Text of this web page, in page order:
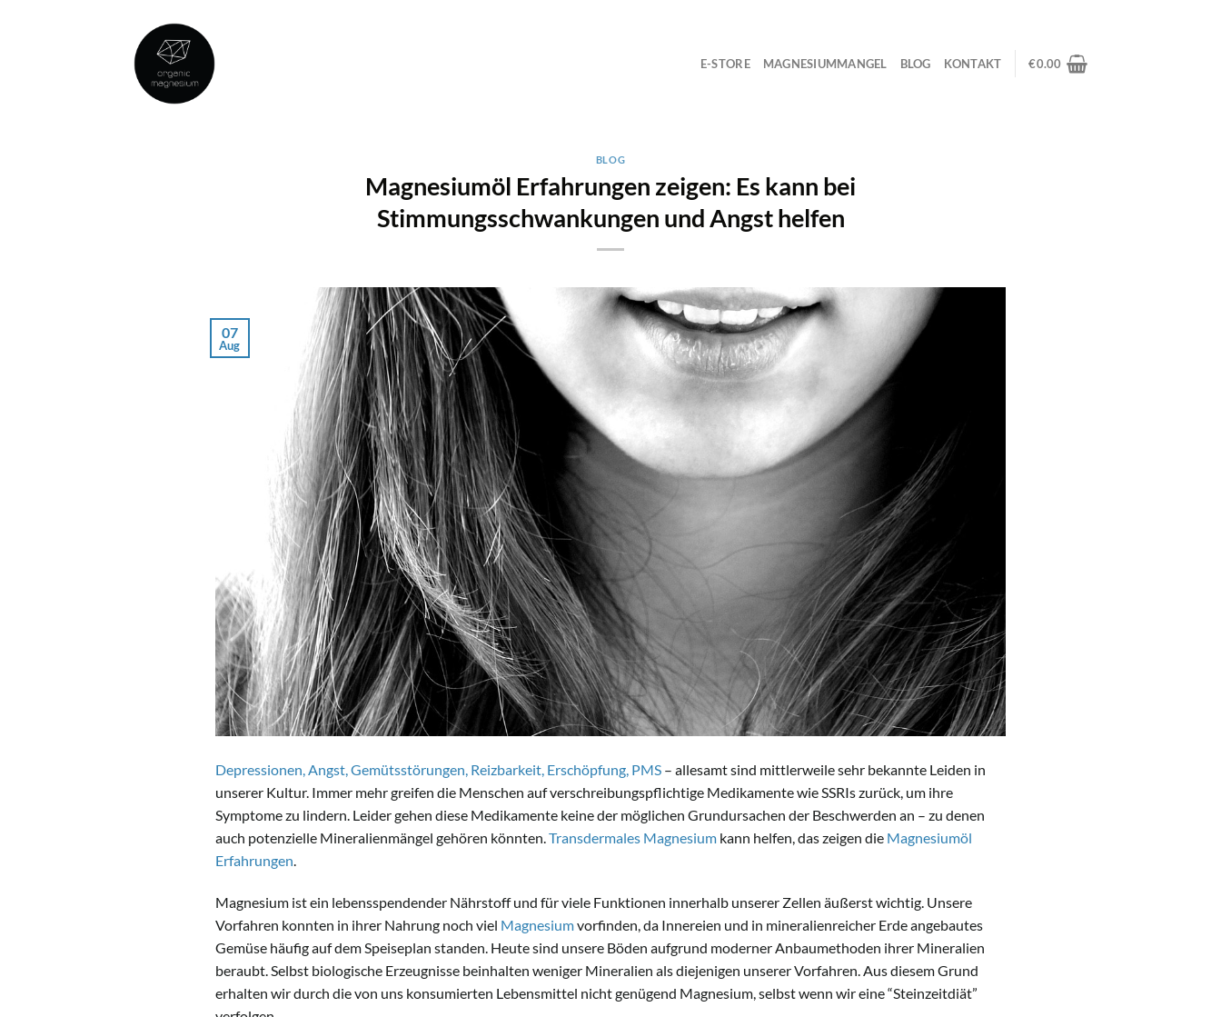
E-STORE MAGNESIUMMANGEL BLOG KONTAKT €0.00
BLOG
Magnesiumöl Erfahrungen zeigen: Es kann bei
Stimmungsschwankungen und Angst helfen
07
Aug
Depressionen, Angst, Gemütsstörungen, Reizbarkeit, Erschöpfung, PMS – allesamt sind mittlerweile sehr bekannte Leiden in
unserer Kultur. Immer mehr greifen die Menschen auf verschreibungspflichtige Medikamente wie SSRIs zurück, um ihre
Symptome zu lindern. Leider gehen diese Medikamente keine der möglichen Grundursachen der Beschwerden an – zu denen
auch potenzielle Mineralienmängel gehören könnten. Transdermales Magnesium kann helfen, das zeigen die Magnesiumöl
Erfahrungen
Magnesium ist ein lebensspendender Nährstoff und für viele Funktionen innerhalb unserer Zellen äußerst wichtig. Unsere
Vorfahren konnten in ihrer Nahrung noch viel Magnesiumvorfinden, da Innereien und in mineralienreicher Erde angebautes
Gemüse häufig auf dem Speiseplan standen. Heute sind unsere Böden aufgrund moderner Anbaumethoden ihrer Mineralien
beraubt. Selbst biologische Erzeugnisse beinhalten weniger Mineralien als diejenigen unserer Vorfahren. Aus diesem Grund
erhalten wir durch die von uns konsumierten Lebensmittel nicht genügend Magnesium, selbst wenn wir eine “Steinzeitdiät”